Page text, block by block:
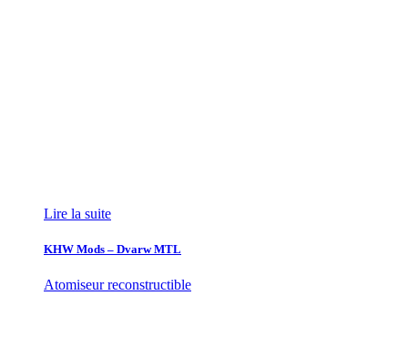
Lire la suite
KHW Mods – Dvarw MTL
Atomiseur reconstructible